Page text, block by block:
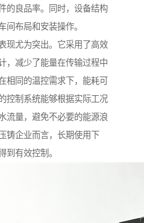
的良品率。同时，设备结构
间布局和安装操作。
现尤为突出。它采用了高效
，减少了能量在传输过程中
相同的温控需求下，能耗可
控制系统能够根据实际工况
流量，避免不必要的能源浪
铸企业而言，长期使用下
到有效控制。